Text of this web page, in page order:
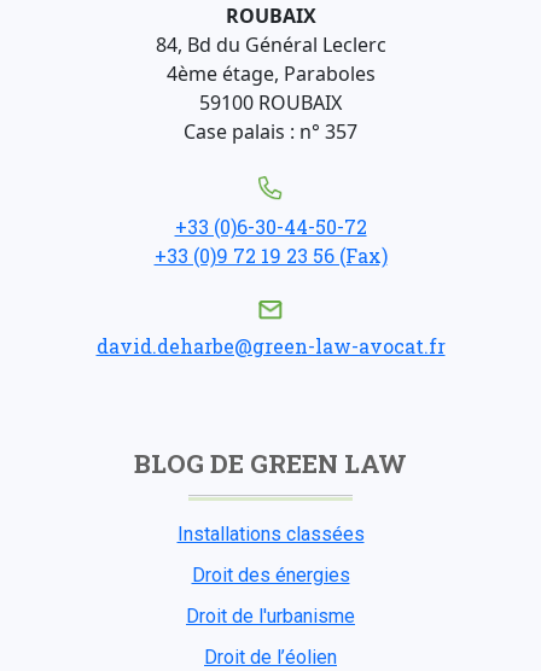
ROUBAIX
84, Bd du Général Leclerc
4ème étage, Paraboles
59100 ROUBAIX
Case palais : n° 357
+33 (0)6-30-44-50-72
+33 (0)9 72 19 23 56 (Fax)
david.deharbe@green-law-avocat.fr
BLOG DE GREEN LAW
Installations classées
Droit des énergies
Droit de l'urbanisme
Droit de l’éolien